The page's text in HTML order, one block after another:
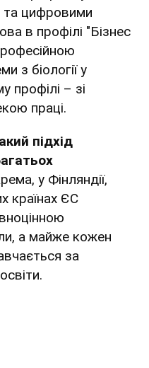
та цифровими
в профілі "Бізнес
з біології у
профілі – зі
праці.
підхід
у Фінляндії,
країнах ЄС
а майже кожен
за